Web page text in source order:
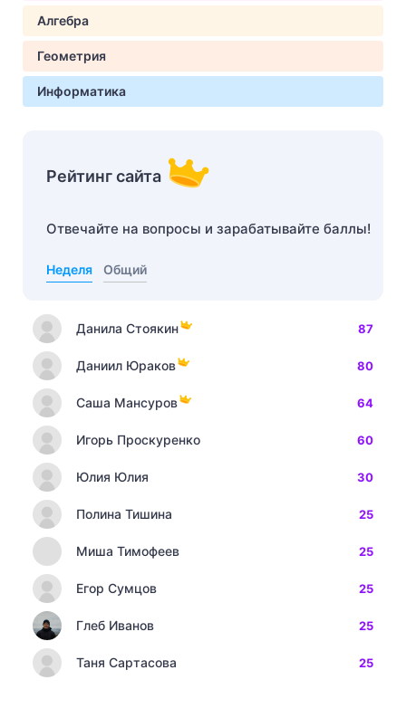
Алгебра
Геометрия
Информатика
Рейтинг сайта
Отвечайте на вопросы и зарабатывайте баллы!
Неделя Общий
Данила Стоякин 87
Даниил Юраков 80
Саша Мансуров 64
Игорь Проскуренко 60
Юлия Юлия 30
Полина Тишина 25
Миша Тимофеев 25
Егор Сумцов 25
Глеб Иванов 25
Таня Сартасова 25